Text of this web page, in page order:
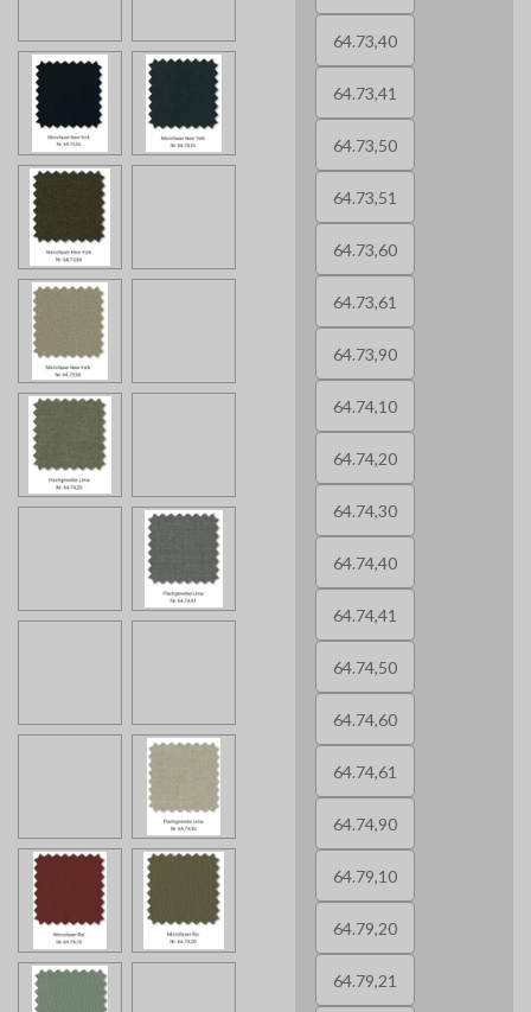
64.73,40
64.73,41
64.73,50
64.73,51
64.73,60
64.73,61
64.73,90
64.74,10
64.74,20
64.74,30
64.74,40
64.74,41
64.74,50
64.74,60
64.74,61
64.74,90
64.79,10
64.79,20
64.79,21